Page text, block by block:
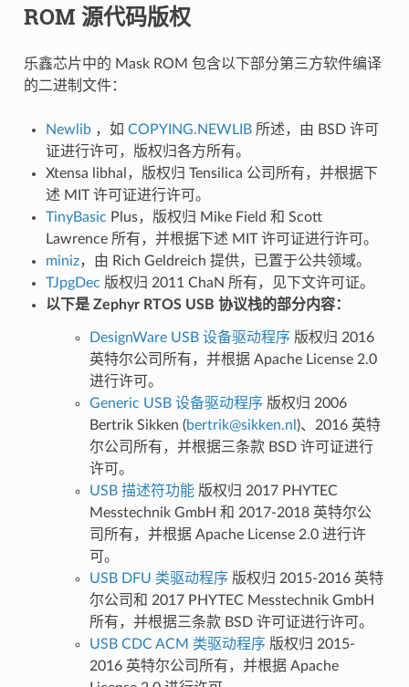
ROM 源代码版权
乐鑫芯片中的 Mask ROM 包含以下部分第三方软件编译
的二进制文件：
Newlib ，如 COPYING.NEWLIB 所述，由 BSD 许可
证进行许可，版权归各方所有。
Xtensa libhal，版权归 Tensilica 公司所有，并根据下
述 MIT 许可证进行许可。
TinyBasic Plus，版权归 Mike Field 和 Scott
Lawrence 所有，并根据下述 MIT 许可证进行许可。
miniz，由 Rich Geldreich 提供，已置于公共领域。
TJpgDec 版权归 2011 ChaN 所有，见下文许可证。
以下是 Zephyr RTOS USB 协议栈的部分内容：
DesignWare USB 设备驱动程序 版权归 2016
英特尔公司所有，并根据 Apache License 2.0
进行许可。
Generic USB 设备驱动程序 版权归 2006
Bertrik Sikken (bertrik@sikken.nl )、2016 英特
尔公司所有，并根据三条款 BSD 许可证进行
许可。
USB 描述符功能版权归 2017 PHYTEC
Messtechnik GmbH 和 2017-2018 英特尔公
司所有，并根据 Apache License 2.0 进行许
可。
USB DFU 类驱动程序 版权归 2015-2016 英特
尔公司和 2017 PHYTEC Messtechnik GmbH
所有，并根据三条款 BSD 许可证进行许可。
USB CDC ACM 类驱动程序 版权归 2015-
2016 英特尔公司所有，并根据 Apache